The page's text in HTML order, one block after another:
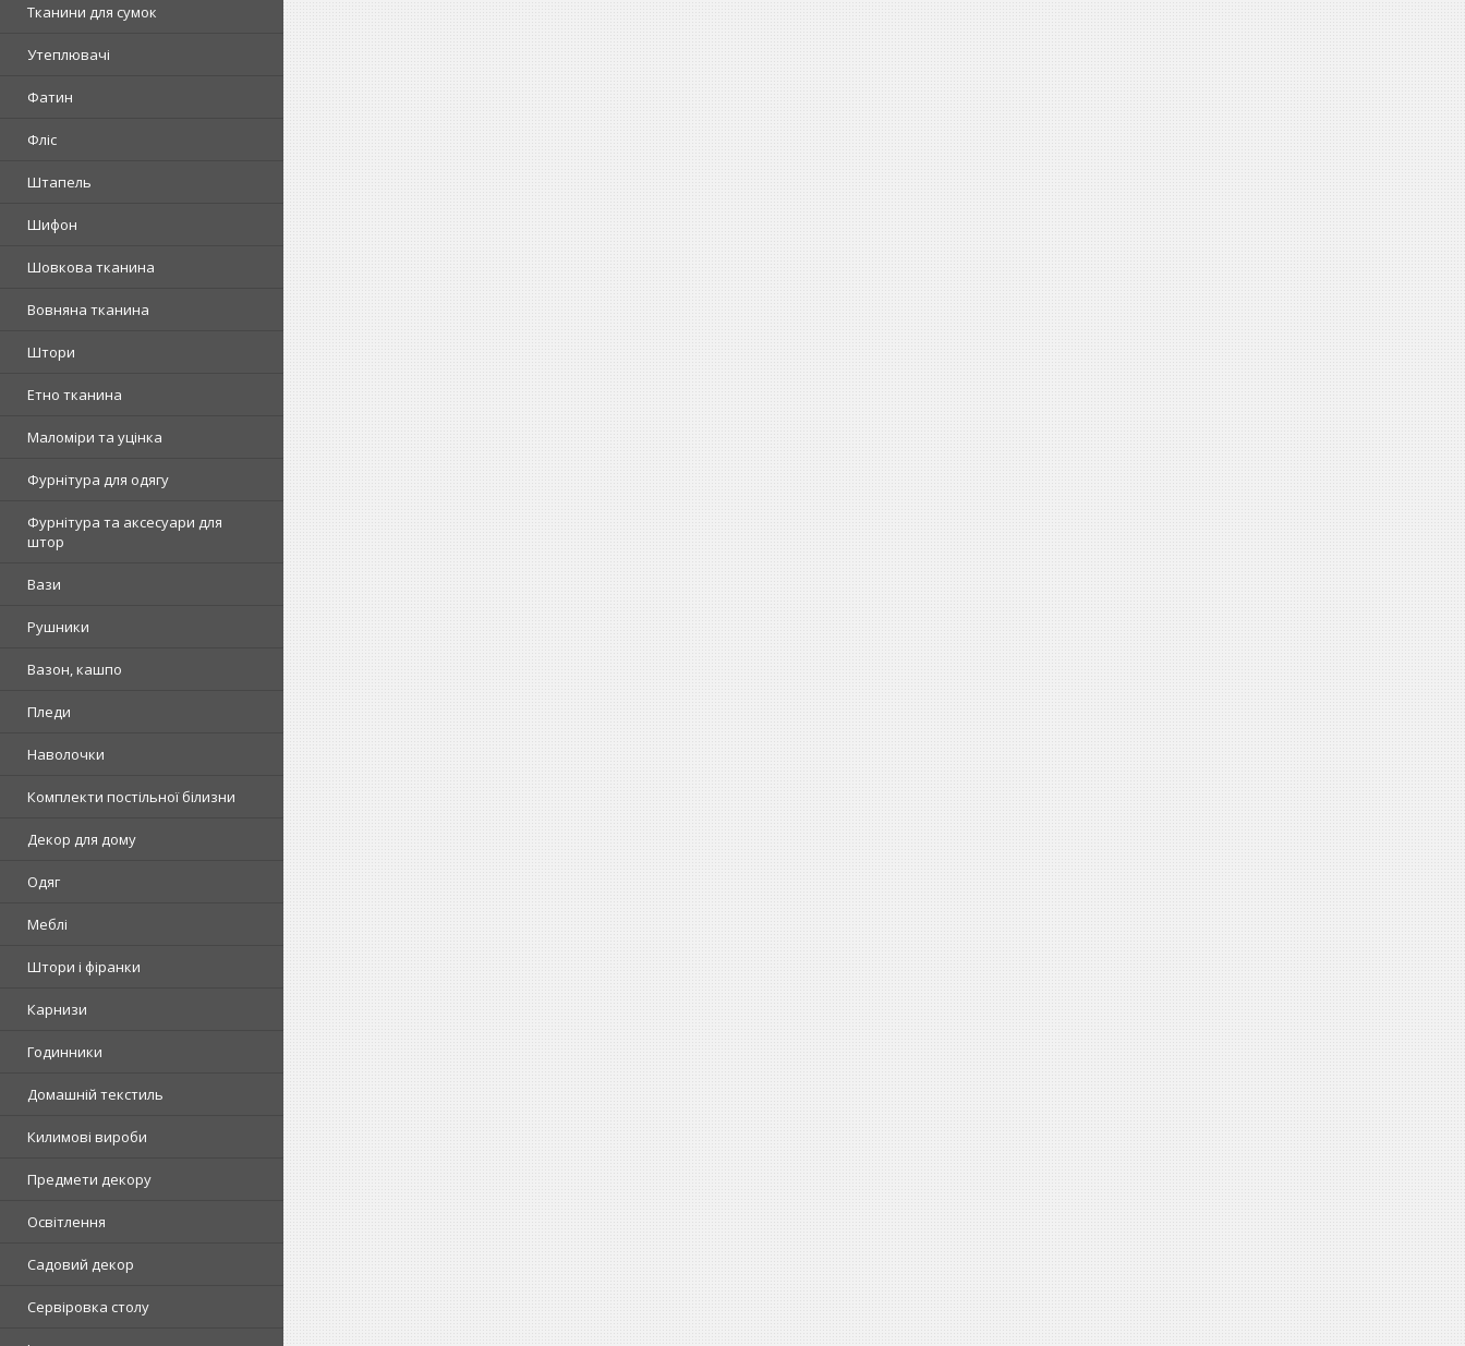
Тканини для сумок
Утеплювачі
Фатин
Фліс
Штапель
Шифон
Шовкова тканина
Вовняна тканина
Штори
Етно тканина
Маломіри та уцінка
Фурнітура для одягу
Фурнітура та аксесуари для
штор
Вази
Рушники
Вазон, кашпо
Пледи
Наволочки
Комплекти постільної білизни
Декор для дому
Одяг
Меблі
Штори і фіранки
Карнизи
Годинники
Домашній текстиль
Килимові вироби
Предмети декору
Освітлення
Садовий декор
Сервіровка столу